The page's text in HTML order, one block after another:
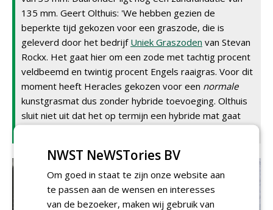
135 mm. Geert Olthuis: 'We hebben gezien de
beperkte tijd gekozen voor een graszode, die is
geleverd door het bedrijf Uniek Graszoden van Stevan
Rockx. Het gaat hier om een zode met tachtig procent
veldbeemd en twintig procent Engels raaigras. Voor dit
moment heeft Heracles gekozen voor een normale
kunstgrasmat dus zonder hybride toevoeging. Olthuis
sluit niet uit dat het op termijn een hybride mat gaat
NWST NeWSTories BV
Om goed in staat te zijn onze website aan
te passen aan de wensen en interesses
van de bezoeker, maken wij gebruik van